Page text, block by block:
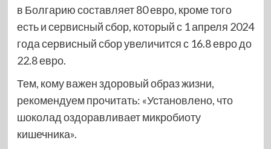
в Болгарию составляет 80 евро, кроме того
есть и сервисный сбор, который с 1 апреля 2024
года сервисный сбор увеличится с 16.8 евро до
22.8 евро.
Тем, кому важен здоровый образ жизни,
рекомендуем прочитать: «Установлено, что
шоколад оздоравливает микробиоту
кишечника».